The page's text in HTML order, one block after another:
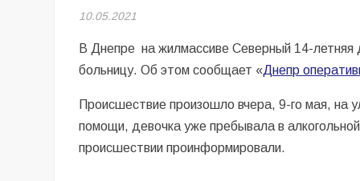
10.05.2021
В Днепре на жилмассиве Северный 14-летняя
больницу. Об этом сообщает «Днепр
Происшествие произошло вчера, 9-го мая, на
помощи, девочка уже пребывала в
происшествии проинформировали.